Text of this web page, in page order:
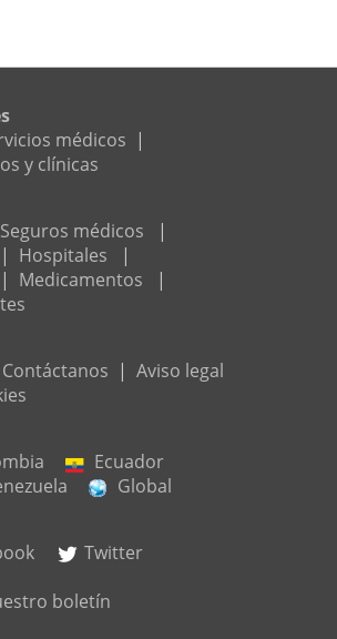
médicos |
y clínicas
Seguros médicos
|
| Hospitales
|
| Medicamentos
|
Contáctanos | Aviso legal
Ecuador
Global
Twitter
boletín